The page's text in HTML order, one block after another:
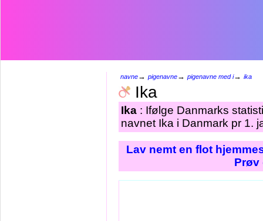
navne→ pigenavne→ pigenavne med i→ ika
Ika
Ika : Ifølge Danmarks
navnet Ika i Danmark pr 1.
Lav nemt en flot
Prøv